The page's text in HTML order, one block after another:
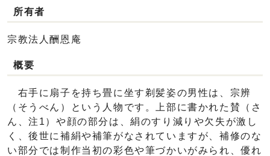
所有者
宗教法人酬恩庵
概要
右手に扇子を持ち畳に坐す剃髪姿の男性は、宗辨
（そうべん）という人物です。上部に書かれた賛（さ
ん、注1）や顔の部分は、絹のすり減りや欠失が激し
く、後世に補絹や補筆がなされていますが、補修のな
い部分では制作当初の彩色や筆づかいがみられ、優れ